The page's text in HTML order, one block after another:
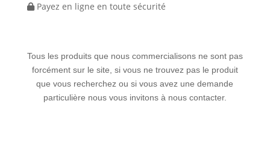
Payez en ligne en toute sécurité
Tous les produits que nous commercialisons ne sont pas
forcément sur le site, si vous ne trouvez pas le produit
que vous recherchez ou si vous avez une demande
particulière nous vous invitons à nous contacter.